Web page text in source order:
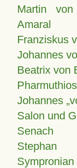
Martin
Amaral
Franziskus
Johannes
Beatrix von
Pharmuthios
Johannes
Salon und
Senach
Stephan
Sympronian